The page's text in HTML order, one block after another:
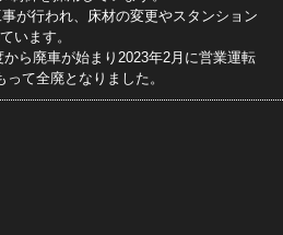
が行われ、床材の変更やスタンション
います。
ら廃車が始まり2023年2月に営業運転
て全廃となりました。